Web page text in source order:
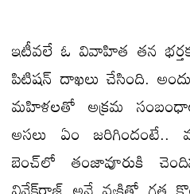
ఇటీవలే ఓ వివాహిత తన
పిటిషన్ దాఖలు చేసింది.
మహిళలతో అక్రమ
అసలు ఏం జరిగిందంటే..
బెంచ్‌‌లో తంజావూరుకి